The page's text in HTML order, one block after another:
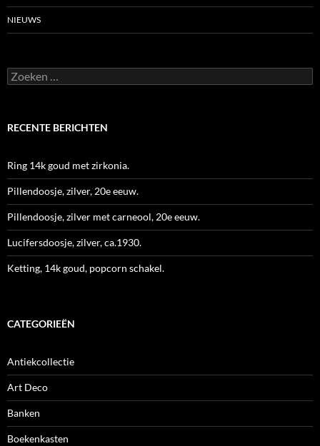
NIEUWS
Zoeken
naar:
RECENTE BERICHTEN
Ring 14k goud met zirkonia.
Pillendoosje, zilver, 20e eeuw.
Pillendoosje, zilver met carneool, 20e eeuw.
Lucifersdoosje, zilver, ca.1930.
Ketting, 14k goud, popcorn schakel.
CATEGORIEËN
Antiekcollectie
Art Deco
Banken
Boekenkasten